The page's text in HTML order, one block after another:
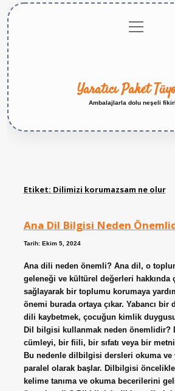
menüyü
aç
Yaratıcı Paket
Ambalajlarla dolu neşeli
Etiket: Dilimizi korumazsam ne olur
Ana Dil Bilgisi Neden
Tarih: Ekim 5, 2024
Ana dili neden önemli? Ana dil, o
geleneği ve kültürel değerleri hakkında
sağlayarak bir toplumu korumaya
önemi burada ortaya çıkar. Yabancı bir
dili kaybetmek, çocuğun kimlik
Dil bilgisi kullanmak neden önemlidir?
cümleyi, bir fiili, bir sıfatı veya bir
Bu nedenle dilbilgisi dersleri okuma ve
paralel olarak başlar. Dilbilgisi
kelime tanıma ve okuma becerilerini